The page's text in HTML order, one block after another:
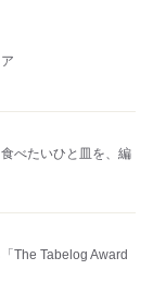
べたいひと皿を、編
The Tabelog Award